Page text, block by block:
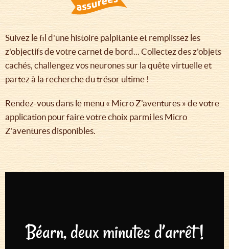
Suivez le fil d'une histoire palpitante et remplissez les
z'objectifs de votre carnet de bord... Collectez des z'objets
cachés, challengez vos neurones sur la quête virtuelle et
partez à la recherche du trésor ultime !
Rendez-vous dans le menu « Micro Z'aventures » de votre
application pour faire votre choix parmi les Micro
Z'aventures disponibles.
Béarn, deux minutes d’arrêt !